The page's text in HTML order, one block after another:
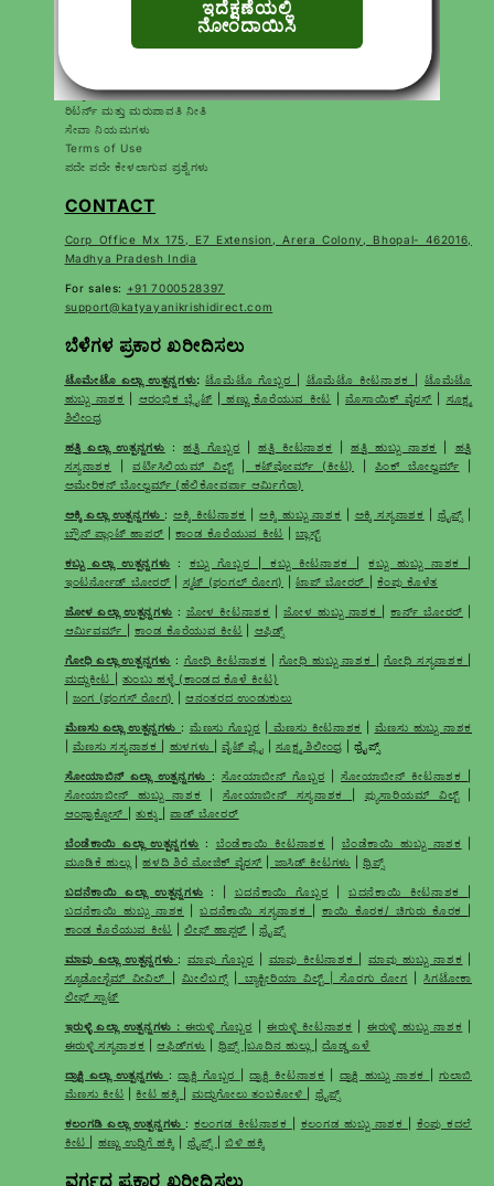
ನಮ್ಮ ಬಗ್ಗೆ
ಗೌಪ್ಯತೆ ನೀತಿಗಳು
ರಿಟರ್ನ್ ಮತ್ತು ಮರುಪಾವತಿ ನೀತಿ
ಸೇವಾ ನಿಯಮಗಳು
Terms of Use
ಪದೇ ಪದೇ ಕೇಳಲಾಗುವ ಪ್ರಶ್ನೆಗಳು
CONTACT
Corp Office Mx 175, E7 Extension, Arera Colony, Bhopal- 462016,
Madhya Pradesh India
For sales: +91 7000528397
support@katyayanikrishidirect.com
ಬೆಳೆಗಳ ಪ್ರಕಾರ ಖರೀದಿಸಲು
ಟೊಮೇಟೊ ಎಲ್ಲಾ ಉತ್ಪನ್ನಗಳು:ಟೊಮೆಟೊ ಗೊಬ್ಬರ ಟೊಮೆಟೊ ಕೀಟನಾಶಕ |ಟೊಮೆಟೊ
ಹುಬ್ಬು ನಾಶಕ
ಆರಂಭಿಕ ಬ್ಲೈಟ್ ಹಣ್ಣು ಕೊರೆಯುವ ಕೀಟ |ಮೊಸಾಯಿಕ್ ವೈರಸ್
ಸೂಕ್ಷ್ಮ
ಶಿಲೀಂಧ್ರ
ಹತ್ತಿ ಎಲ್ಲಾ ಉತ್ಪನ್ನಗಳು :ಹತ್ತಿ ಗೊಬ್ಬರ |ಹತ್ತಿ ಕೀಟನಾಶಕ |ಹತ್ತಿ ಹುಬ್ಬು ನಾಶಕ
ಹತ್ತಿ
ಸಸ್ಯನಾಶಕ |ವರ್ಟಿಸಿಲಿಯಮ್ ವಿಲ್ಟ್ ಕಟ್‌ವೋರ್ಮ್ (ಕೀಟ) |ಪಿಂಕ್ ಬೋಲ್ವರ್ಮ್
ಅಮೇರಿಕನ್ ಬೋಲ್ವರ್ಮ್ (ಹೆಲಿಕೋವರ್ಪಾ ಆರ್ಮಿಗೆರಾ)
ಅಕ್ಕಿ ಎಲ್ಲಾ ಉತ್ಪನ್ನಗಳು :ಅಕ್ಕಿ ಕೀಟನಾಶಕ |ಅಕ್ಕಿ ಹುಬ್ಬು ನಾಶಕ ಅಕ್ಕಿ ಸಸ್ಯನಾಶಕ ಥ್ರೈಪ್ಸ್
ಬ್ರೌನ್ ಪ್ಲಾಂಟ್ ಹಾಪರ್ |ಕಾಂಡ ಕೊರೆಯುವ ಕೀಟ |ಬ್ಲಾಸ್ಟ್
ಕಬ್ಬು ಎಲ್ಲಾ ಉತ್ಪನ್ನಗಳು : ಕಬ್ಬು ಗೊಬ್ಬರ ಕಬ್ಬು ಕೀಟನಾಶಕ |ಕಬ್ಬು ಹುಬ್ಬು ನಾಶಕ
ಇಂಟರ್ನೋಡ್ ಬೋರರ್
ಸ್ಮಟ್ (ಫಂಗಲ್ ರೋಗ) |ಟಾಪ್ ಬೋರರ್ ಕೆಂಪು ಕೊಳೆತ
ಜೋಳ ಎಲ್ಲಾ ಉತ್ಪನ್ನಗಳು : ಜೋಳ ಕೀಟನಾಶಕ |ಜೋಳ ಹುಬ್ಬು ನಾಶಕ |ಕಾರ್ನ್ ಬೋರರ್
ಆರ್ಮಿವರ್ಮ್
|ಕಾಂಡ ಕೊರೆಯುವ ಕೀಟ ಆಫಿಡ್ಸ್
ಗೋಧಿ ಎಲ್ಲಾ ಉತ್ಪನ್ನಗಳು : ಗೋಧಿ ಕೀಟನಾಶಕ |ಗೋಧಿ ಹುಬ್ಬು ನಾಶಕ |ಗೋಧಿ ಸಸ್ಯನಾಶಕ
ಮದ್ದುಕೀಟ
|ತುಂಬು ಹಳ್ಳೆ (ಕಾಂಡದ ಕೊಳೆ ಕೀಟ)
ಜಂಗ (ಫಂಗಸ್ ರೋಗ) |ಆನಂತರದ ಉಂಡುಕುಲು
ಮೆಣಸು ಎಲ್ಲಾ ಉತ್ಪನ್ನಗಳು : ಮೆಣಸು ಗೊಬ್ಬರ ಮೆಣಸು ಕೀಟನಾಶಕ
ಮೆಣಸು ಹುಬ್ಬು ನಾಶಕ
ಮೆಣಸು ಸಸ್ಯನಾಶಕ ಹುಳಗಳು |ವೈಟ್ ಫ್ಲೈ |ಸೂಕ್ಷ್ಮ ಶಿಲೀಂಧ್ರ | ಥ್ರೈಪ್ಸ್
ಸೋಯಾಬಿನ್ ಎಲ್ಲಾ ಉತ್ಪನ್ನಗಳು : ಸೋಯಾಬೀನ್ ಗೊಬ್ಬರ |ಸೋಯಾಬೀನ್ ಕೀಟನಾಶಕ
ಸೋಯಾಬೀನ್ ಹುಬ್ಬು ನಾಶಕ |ಸೋಯಾಬೀನ್ ಸಸ್ಯನಾಶಕ ಫ್ಯುಸಾರಿಯಮ್ ವಿಲ್ಟ್
ಆಂಥ್ರಾಕ್ನೋಸ್
|ತುಕ್ಕು |ಪಾಡ್ ಬೋರರ್
ಬೆಂಡೆಕಾಯಿ ಎಲ್ಲಾ ಉತ್ಪನ್ನಗಳು : ಬೆಂಡೆಕಾಯಿ ಕೀಟನಾಶಕ ಬೆಂಡೆಕಾಯಿ ಹುಬ್ಬು ನಾಶಕ
ಮೂಡಿಕೆ ಹುಲ್ಲು |ಹಳದಿ ಶಿರೆ ಮೋಜಿಕ್ ವೈರಸ್ ಜಾಸಿಡ್ ಕೀಟಗಳು ಥ್ರಿಪ್ಸ್
ಬದನೆಕಾಯಿ ಎಲ್ಲಾ ಉತ್ಪನ್ನಗಳು : | ಬದನೆಕಾಯಿ ಗೊಬ್ಬರ ಬದನೆಕಾಯಿ ಕೀಟನಾಶಕ
ಬದನೆಕಾಯಿ ಹುಬ್ಬು ನಾಶಕ |ಬದನೆಕಾಯಿ ಸಸ್ಯನಾಶಕ ಕಾಯಿ ಕೊರಕ/ ಚಿಗುರು ಕೊರಕ
ಕಾಂಡ ಕೊರೆಯುವ ಕೀಟ |ಲೀಫ್ ಹಾಪ್ಪರ್ |ಥ್ರೈಪ್ಸ್
ಮಾವು ಎಲ್ಲಾ ಉತ್ಪನ್ನಗಳು : ಮಾವು ಗೊಬ್ಬರ ಮಾವು ಕೀಟನಾಶಕ ಮಾವು ಹುಬ್ಬು ನಾಶಕ
ಸ್ಯೂಡೋಸ್ಟೆಮ್ ವೀವಿಲ್
ಮೀಲಿಬಗ್ಸ್ ಬ್ಯಾಕ್ಟೀರಿಯಾ ವಿಲ್ಟ್ | ಸೊರಗು ರೋಗ |ಸಿಗಟೋಕಾ
ಲೀಫ್ ಸ್ಪಾಟ್
ಇರುಳ್ಳಿ ಎಲ್ಲಾ ಉತ್ಪನ್ನಗಳು : ಈರುಳ್ಳಿ ಗೊಬ್ಬರ |ಈರುಳ್ಳಿ ಕೀಟನಾಶಕ |ಈರುಳ್ಳಿ ಹುಬ್ಬು ನಾಶಕ
ಈರುಳ್ಳಿ ಸಸ್ಯನಾಶಕ |ಆಫಿಡ್‌ಗಳು ಥ್ರಿಪ್ಸ್ |ಬೂದಿನ ಹುಲ್ಲು |ದೊಡ್ಡ ಎಳೆ
ದ್ರಾಕ್ಷಿ ಎಲ್ಲಾ ಉತ್ಪನ್ನಗಳು :ದ್ರಾಕ್ಷಿ ಗೊಬ್ಬರ |ದ್ರಾಕ್ಷಿ ಕೀಟನಾಶಕ ದ್ರಾಕ್ಷಿ ಹುಬ್ಬು ನಾಶಕ |ಗುಲಾಬಿ
ಮೆಣಸು ಕೀಟ |ಕೀಟ ಹಕ್ಕಿ ಮದ್ದುಗೋಲು ತಂಬಕೋಳಿ ಥ್ರೈಪ್ಸ್
ಕಲಂಗಡಿ ಎಲ್ಲಾ ಉತ್ಪನ್ನಗಳು : ಕಲಂಗಡ ಕೀಟನಾಶಕ ಕಲಂಗಡ ಹುಬ್ಬು ನಾಶಕ
ಕೆಂಪು ಕದಲೆ
ಕೀಟ
ಹಣ್ಣು ಉದ್ದಿಗೆ ಹಕ್ಕಿ ಥ್ರೈಪ್ಸ್ |ಬಿಳಿ ಹಕ್ಕಿ
ವರ್ಗದ ಪ್ರಕಾರ ಖರೀದಿಸಲು